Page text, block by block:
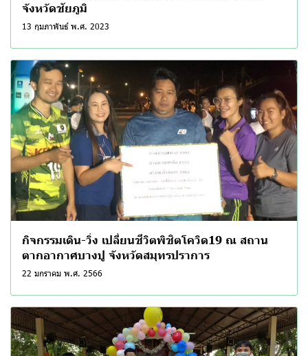
จังหวัดชัยภูมิ
13 กุมภาพันธ์ พ.ศ. 2023
กิจกรรมเดิน-วิ่ง เปลี่ยนชีวิตพิชิตโควิด19 ณ สถาน
ตากอากาศบางปู จังหวัดสมุทรปราการ
22 มกราคม พ.ศ. 2566